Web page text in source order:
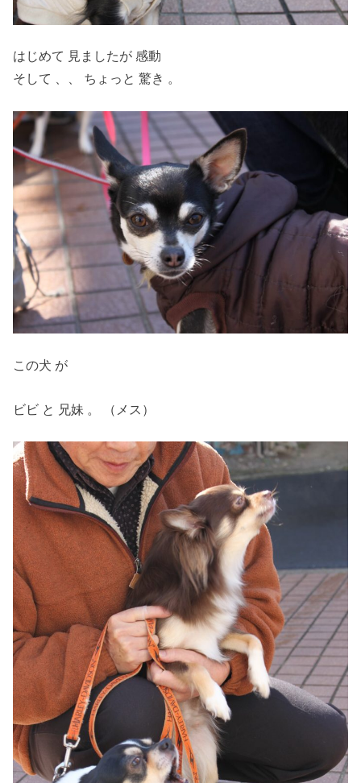
はじめて 見ましたが 感動
そして 、、 ちょっと 驚き 。
この犬 が
ビビ と 兄妹 。 （メス）